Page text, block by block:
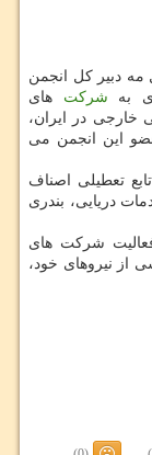
مه دبیر كل انجمن
به شركت های
خارجی در ایران،
این انجمن می
تعطیلی اصناف
دریایی، بندری
فعالیت شركت های
از نیروهای خود،